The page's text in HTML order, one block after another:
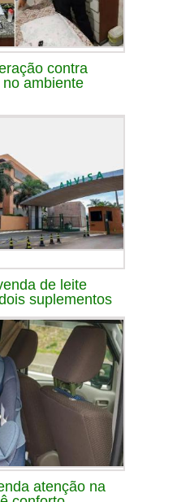
contra
ambiente
de leite
suplementos
atenção na